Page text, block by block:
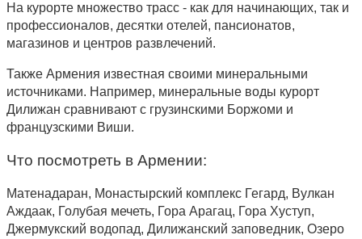
На курорте множество трасс - как для начинающих, так и
профессионалов, десятки отелей, пансионатов,
магазинов и центров развлечений.
Также Армения известная своими минеральными
источниками. Например, минеральные воды курорт
Дилижан сравнивают с грузинскими Боржоми и
французскими Виши.
Что посмотреть в Армении:
Матенадаран, Монастырский комплекс Гегард, Вулкан
Аждаак, Голубая мечеть, Гора Арагац, Гора Хуступ,
Джермукский водопад, Дилижанский заповедник, Озеро